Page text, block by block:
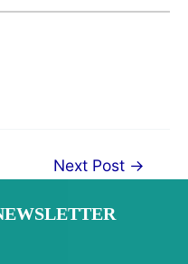
Next Post →